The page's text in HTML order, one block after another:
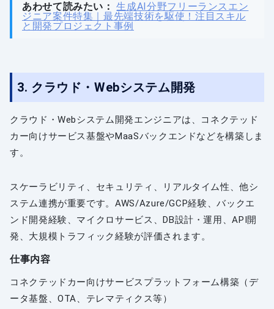
あわせて読みたい：
生成AI分野フリーランスエン
ジニア案件特集｜最先端技術を駆使！注目スキル
と開発プロジェクト事例
3. クラウド・Webシステム開発
クラウド・Webシステム開発エンジニアは、コネクテッド
カー向けサービス基盤やMaaSバックエンドなどを構築しま
す。
スケーラビリティ、セキュリティ、リアルタイム性、他シ
ステム連携が重要です。AWS/Azure/GCP経験、バックエ
ンド開発経験、マイクロサービス、DB設計・運用、API開
発、大規模トラフィック経験が評価されます。
仕事内容
コネクテッドカー向けサービスプラットフォーム構築（デ
ータ基盤、OTA、テレマティクス等）